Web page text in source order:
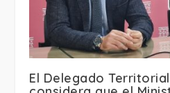
El Delegado